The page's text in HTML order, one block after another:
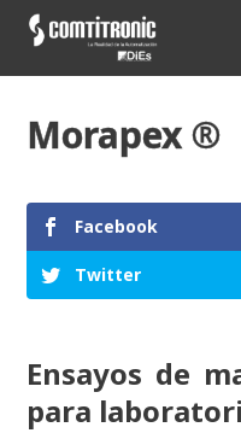
Morapex ®
Facebook
Twitter
Ensayos de
para